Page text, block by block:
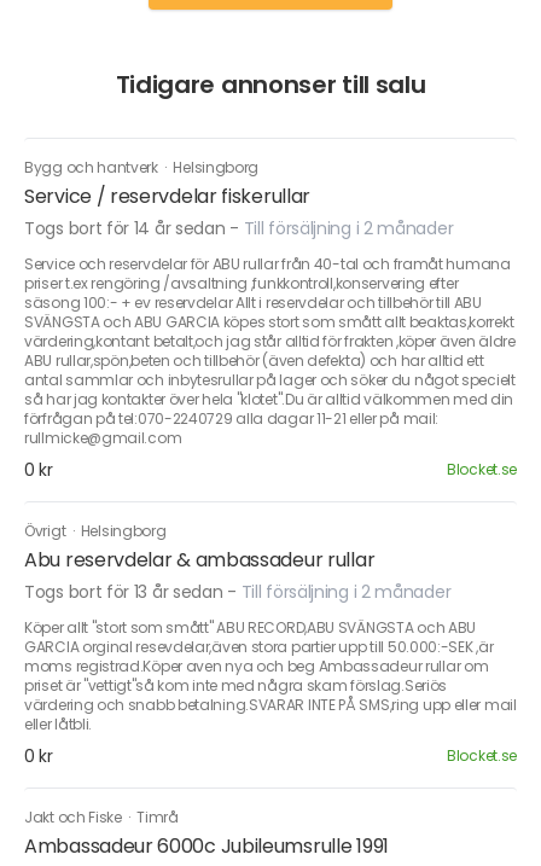
Tidigare annonser till salu
Bygg och hantverk · Helsingborg
Service / reservdelar fiskerullar
Togs bort för 14 år sedan - Till försäljning i 2 månader
Service och reservdelar för ABU rullar från 40-tal och framåt humana
priser t.ex rengöring /avsaltning ,funkkontroll,konservering efter
säsong 100:- + ev reservdelar Allt i reservdelar och tillbehör till ABU
SVÄNGSTA och ABU GARCIA köpes stort som smått allt beaktas,korrekt
värdering,kontant betalt,och jag står alltid för frakten ,köper även äldre
ABU rullar,spön,beten och tillbehör (även defekta) och har alltid ett
antal sammlar och inbytesrullar på lager och söker du något specielt
så har jag kontakter över hela "klotet".Du är alltid välkommen med din
förfrågan på tel:070-2240729 alla dagar 11-21 eller på mail:
rullmicke@gmail.com
0 kr Blocket.se
Övrigt · Helsingborg
Abu reservdelar & ambassadeur rullar
Togs bort för 13 år sedan - Till försäljning i 2 månader
Köper allt "stort som smått" ABU RECORD,ABU SVÄNGSTA och ABU
GARCIA orginal resevdelar,även stora partier upp till 50.000:-SEK ,är
moms registrad.Köper aven nya och beg Ambassadeur rullar om
priset är "vettigt"så kom inte med några skam förslag.Seriös
värdering och snabb betalning.SVARAR INTE PÅ SMS,ring upp eller mail
eller låtbli.
0 kr Blocket.se
Jakt och Fiske ·Timrå
Ambassadeur 6000c Jubileumsrulle 1991